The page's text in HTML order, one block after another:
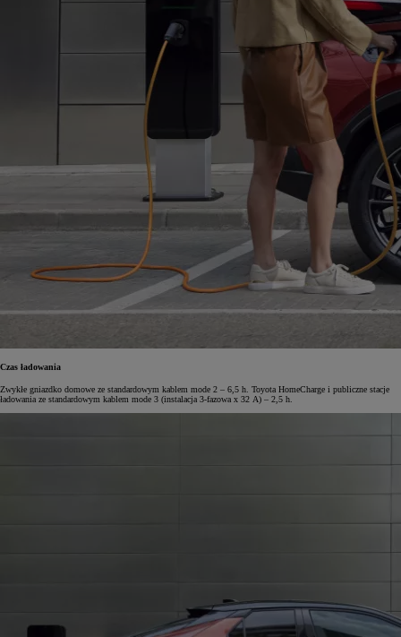
Czas ładowania
Zwykłe gniazdko domowe ze standardowym kablem mode 2 – 6,5 h. Toyota HomeCharge i publiczne stacje
ładowania ze standardowym kablem mode 3 (instalacja 3-fazowa x 32 A) – 2,5 h.